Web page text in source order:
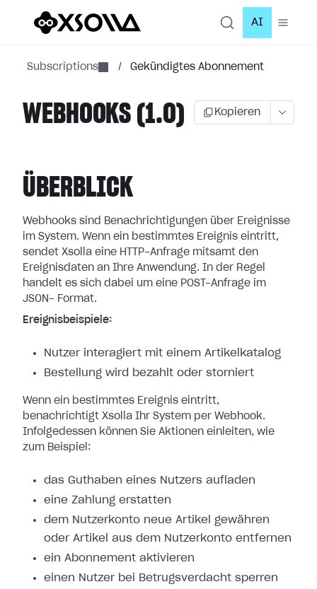
AI
Subscriptions / Gekündigtes Abonnement
WEBHOOKS (1.0) Kopieren
ÜBERBLICK
Webhooks sind Benachrichtigungen über Ereignisse
im System. Wenn ein bestimmtes Ereignis eintritt,
sendet Xsolla eine HTTP-Anfrage mitsamt den
Ereignisdaten an Ihre Anwendung. In der Regel
handelt es sich dabei um eine POST-Anfrage im
JSON- Format.
Ereignisbeispiele:
Nutzer interagiert mit einem Artikelkatalog
Bestellung wird bezahlt oder storniert
Wenn ein bestimmtes Ereignis eintritt,
benachrichtigt Xsolla Ihr System per Webhook.
Infolgedessen können Sie Aktionen einleiten, wie
zum Beispiel:
das Guthaben eines Nutzers aufladen
eine Zahlung erstatten
dem Nutzerkonto neue Artikel gewähren
oder Artikel aus dem Nutzerkonto entfernen
ein Abonnement aktivieren
einen Nutzer bei Betrugsverdacht sperren